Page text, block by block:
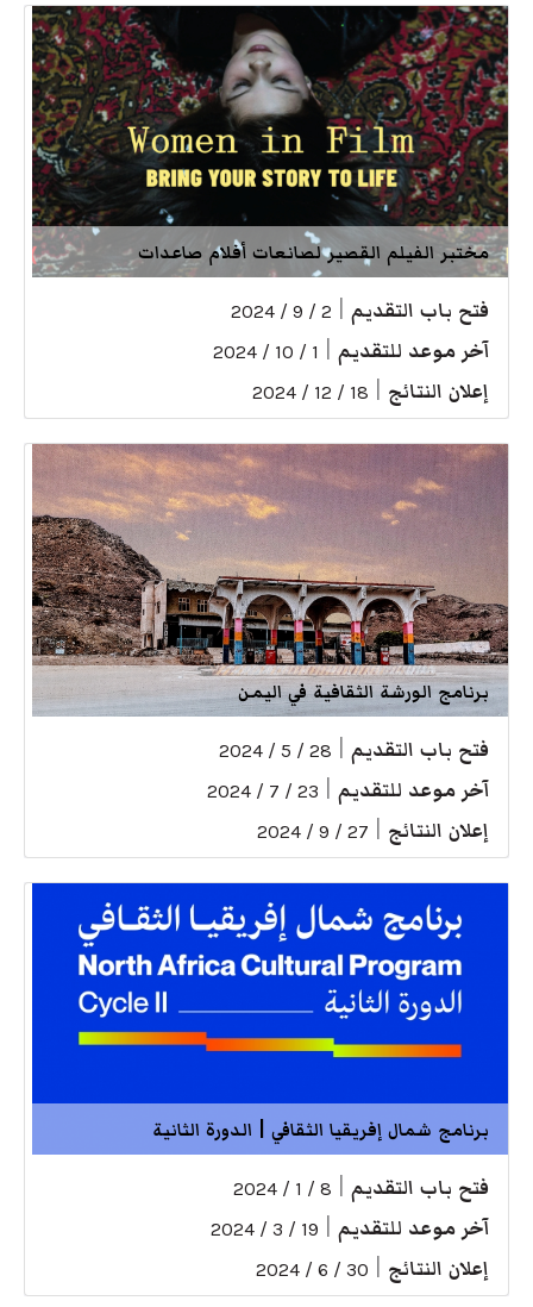
مختبر الفيلم القصير لصانعات أفلام صاعدات
فتح باب التقديم 2 / 9 / 2024
آخر موعد للتقديم 1 / 10 / 2024
إعلان النتائج 18 / 12 / 2024
برنامج الورشة الثقافية في اليمن
فتح باب التقديم 28 / 5 / 2024
آخر موعد للتقديم 23 / 7 / 2024
إعلان النتائج 27 / 9 / 2024
برنامج شمال إفريقيا الثقافي | الدورة الثانية
فتح باب التقديم 8 / 1 / 2024
آخر موعد للتقديم 19 / 3 / 2024
إعلان النتائج 30 / 6 / 2024